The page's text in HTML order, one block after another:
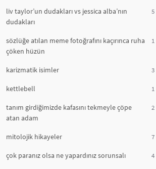
liv taylor’un dudakları vs jessica alba’nın
dudakları
5
sözlüğe atılan meme fotoğrafını kaçırınca ruha
çöken hüzün
1
karizmatik isimler 3
kettlebell 1
tanım girdiğimizde kafasını tekmeyle çöpe
atan adam
2
mitolojik hikayeler 7
çok paranız olsa ne yapardınız sorunsalı 4